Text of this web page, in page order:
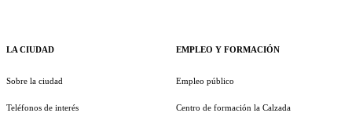
LA CIUDAD
Sobre la ciudad
Teléfonos de interés
EMPLEO Y FORMACIÓN
Empleo público
Centro de formación la Calzada